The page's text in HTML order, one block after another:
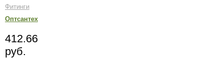
Фитинги
Оптсантех
412.66
руб.